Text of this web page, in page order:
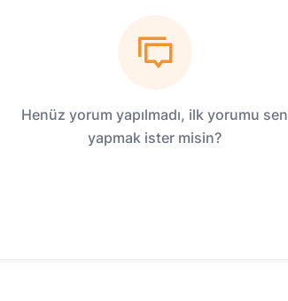
Henüz yorum yapılmadı, ilk yorumu sen
yapmak ister misin?